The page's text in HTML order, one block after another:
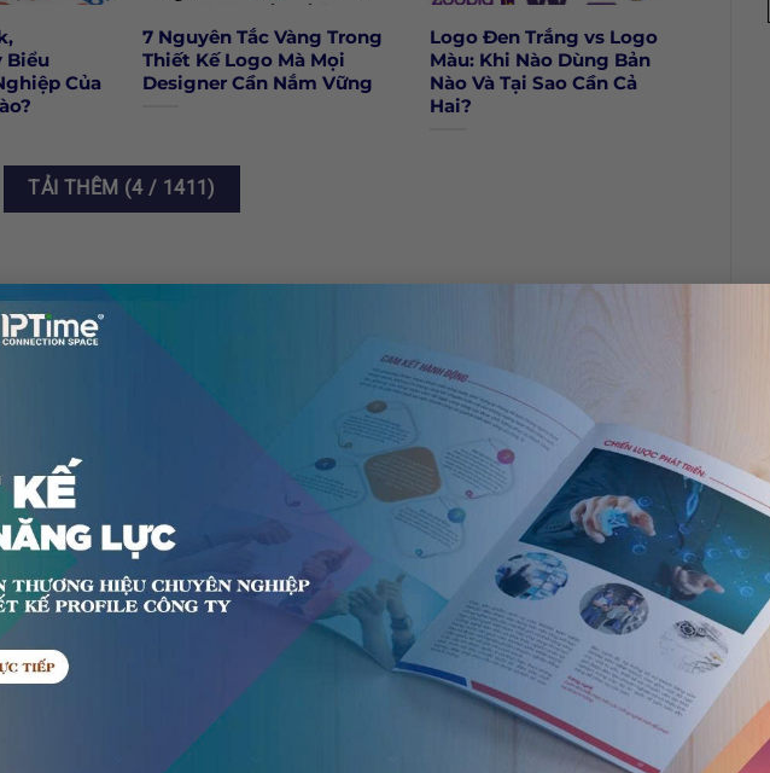
Biểu
Của
7 Nguyên Tắc Vàng Trong
Thiết Kế Logo Mà Mọi
Designer Cần Nắm Vững
Logo Đen Trắng vs Logo
Màu: Khi Nào Dùng Bản
Nào Và Tại Sao Cần Cả
Hai?
TẢI THÊM (4 / 1411)
CHUNG
hiệu nhãn hiệu hiểu sao
8, 2019
nghiệp thành lập muốn thương hiệu
nghiệp mình được nhiều người biết đến.
CẨM NANG THIẾT KẾ TIN TỨC CHUNG
Các mẫu logo xe hơi nổi tiếng
10 Tháng 3, 2018
Có hàng trăm đến hàng ngàn hãng xe ô tô trên
thế giới, nhưng chỉ một số ít...